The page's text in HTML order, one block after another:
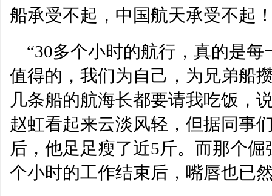
船承受不起，中国航天承受不起
“30多个小时的航行，真的是
值得的，我们为自己，为兄弟船
几条船的航海长都要请我吃饭，
赵虹看起来云淡风轻，但据同事
后，他足足瘦了近5斤。而那个
个小时的工作结束后，嘴唇也已